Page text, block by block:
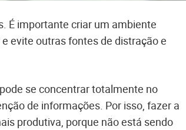
É importante criar um ambiente
evite outras fontes de distração e
se concentrar totalmente no
de informações. Por isso, fazer a
produtiva, porque não está sendo